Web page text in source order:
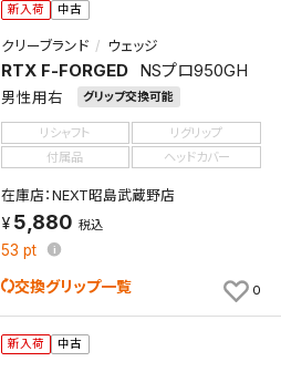
新入荷 中古
クリーブランド ウェッジ
RTX F-FORGED NSプロ950GH
男性用右 グリップ交換可能
リシャフト
リグリップ
付属品
ヘッドカバー
在庫店：NEXT昭島武蔵野店
5,880 税込
53 pt
交換グリップ一覧 0
新入荷 中古